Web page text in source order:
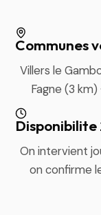
Communes
Villers le
Fagne (3
On intervient
on confirme